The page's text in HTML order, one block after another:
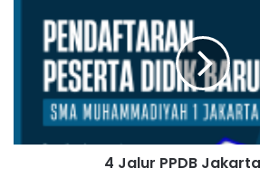
4 Jalur PPDB